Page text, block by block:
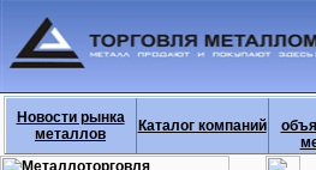
Новости рынка
металлов
Каталог компаний